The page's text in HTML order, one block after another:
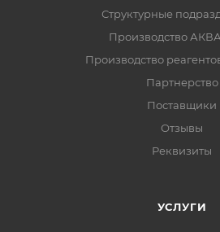
Структурные
Производство
Производство
Партнерство
Поставщики
Отзывы
Реквизиты
УСЛУГИ